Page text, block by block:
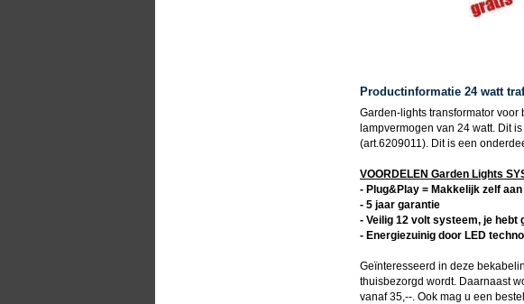
Productinformatie 24 watt
Garden-lights transformator
lampvermogen van 24 watt. Dit
(art.6209011). Dit is een
VOORDELEN Garden Lights
- Plug&Play = Makkelijk zelf
- 5 jaar garantie
- Veilig 12 volt systeem, je hebt
- Energiezuinig door LED
Geïnteresseerd in deze
thuisbezorgd wordt. Daarnaast
vanaf 35,--. Ook mag u een